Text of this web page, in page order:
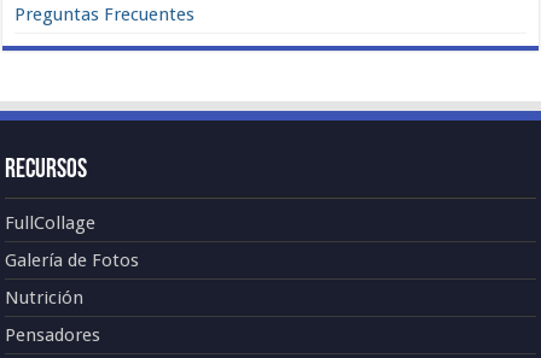
Preguntas Frecuentes
Recursos
FullCollage
Galería de Fotos
Nutrición
Pensadores